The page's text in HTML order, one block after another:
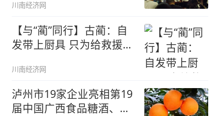
川南经济网
【与“蔺”同行】古蔺：自
发带上厨具 只为给救援人
川南经济网
泸州市19家企业亮相第19
届中国广西食品糖酒、餐